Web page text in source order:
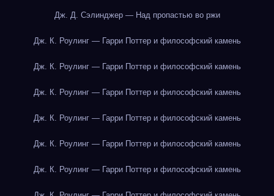
Дж. Д. Сэлинджер — Над пропастью во ржи
Дж. К. Роулинг — Гарри Поттер и философский камень
Дж. К. Роулинг — Гарри Поттер и философский камень
Дж. К. Роулинг — Гарри Поттер и философский камень
Дж. К. Роулинг — Гарри Поттер и философский камень
Дж. К. Роулинг — Гарри Поттер и философский камень
Дж. К. Роулинг — Гарри Поттер и философский камень